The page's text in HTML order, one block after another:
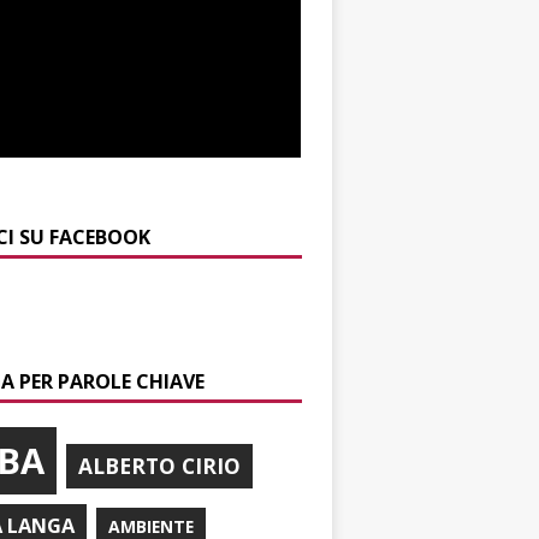
SU FACEBOOK
PER PAROLE CHIAVE
ALBERTO CIRIO
LANGA AMBIENTE